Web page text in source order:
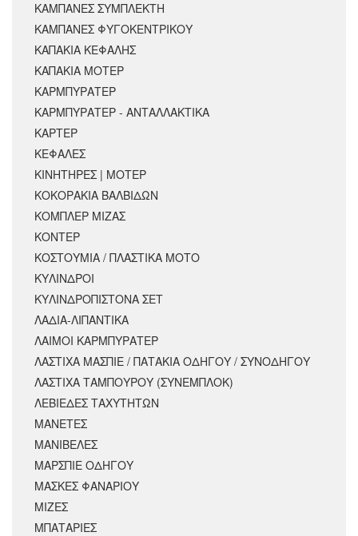
ΚΑΜΠΑΝΕΣ ΣΥΜΠΛΕΚΤΗ
ΚΑΜΠΑΝΕΣ ΦΥΓΟΚΕΝΤΡΙΚΟΥ
ΚΑΠΑΚΙΑ ΚΕΦΑΛΗΣ
ΚΑΠΑΚΙΑ ΜΟΤΕΡ
ΚΑΡΜΠΥΡΑΤΕΡ
ΚΑΡΜΠΥΡΑΤΕΡ - ΑΝΤΑΛΛΑΚΤΙΚΑ
ΚΑΡΤΕΡ
ΚΕΦΑΛΕΣ
ΚΙΝΗΤΗΡΕΣ | ΜΟΤΕΡ
ΚΟΚΟΡΑΚΙΑ ΒΑΛΒΙΔΩΝ
ΚΟΜΠΛΕΡ ΜΙΖΑΣ
ΚΟΝΤΕΡ
ΚΟΣΤΟΥΜΙΑ / ΠΛΑΣΤΙΚΑ ΜΟΤΟ
ΚΥΛΙΝΔΡΟΙ
ΚΥΛΙΝΔΡΟΠΙΣΤΟΝΑ ΣΕΤ
ΛΑΔΙΑ-ΛΙΠΑΝΤΙΚΑ
ΛΑΙΜΟΙ ΚΑΡΜΠΥΡΑΤΕΡ
ΛΑΣΤΙΧΑ ΜΑΣΠΙΕ / ΠΑΤΑΚΙΑ ΟΔΗΓΟΥ / ΣΥΝΟΔΗΓΟΥ
ΛΑΣΤΙΧΑ ΤΑΜΠΟΥΡΟΥ (ΣΥΝΕΜΠΛΟΚ)
ΛΕΒΙΕΔΕΣ ΤΑΧΥΤΗΤΩΝ
ΜΑΝΕΤΕΣ
ΜΑΝΙΒΕΛΕΣ
ΜΑΡΣΠΙΕ ΟΔΗΓΟΥ
ΜΑΣΚΕΣ ΦΑΝΑΡΙΟΥ
ΜΙΖΕΣ
ΜΠΑΤΑΡΙΕΣ